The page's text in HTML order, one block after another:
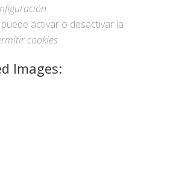
activar o desactivar la
cookies.
Images: